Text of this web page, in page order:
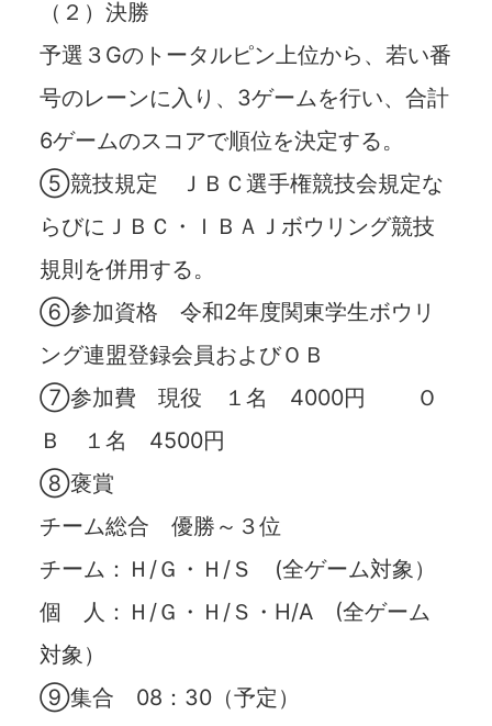
（２）決勝
予選３ Gのトータルピン上位から、若い番
号のレーンに入り、 3ゲームを行い、合計
6ゲームのスコアで順位を決定する。
⑤競技規定 ＪＢＣ選手権競技会規定な
らびにＪＢＣ・ＩＢＡＪボウリング競技
規則を併用する。
⑥参加資格 令和2年度関東学生ボウリ
ング連盟登録会員およびＯＢ
⑦参加費 現役 １名 4000円
Ｏ
Ｂ １名 4500円
⑧褒賞
チーム総合 優勝～３位
チーム：Ｈ /Ｇ・Ｈ /Ｓ (全ゲーム対象）
個 人：Ｈ /Ｇ・Ｈ /Ｓ・ H/A (全ゲーム
対象）
⑨集合 08 ： 30 （予定）